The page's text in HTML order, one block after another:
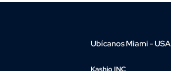
Ubícanos Miami - USA
Kashio INC